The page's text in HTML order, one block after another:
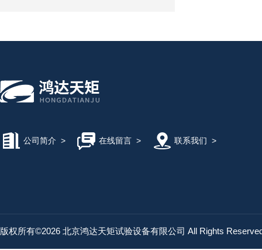
公司简介 > 在线留言> 联系我们 >
版权所有©2026 北京鸿达天矩试验设备有限公司 All Rights